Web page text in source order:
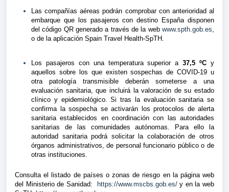
Las compañías aéreas podrán comprobar con anterioridad al
embarque que los pasajeros con destino España disponen
del código QR generado a través de la web www.spth.gob.es,
o de la aplicación Spain Travel Health-SpTH.
Los pasajeros con una temperatura superior a37,5 ºC y
aquellos sobre los que existen sospechas de COVID-19 u
otra patología transmisible deberán someterse a una
evaluación sanitaria, que incluirá la valoración de su estado
clínico y epidemiológico. Si tras la evaluación sanitaria se
confirma la sospecha se activarán los protocolos de alerta
sanitaria establecidos en coordinación con las autoridades
sanitarias de las comunidades autónomas. Para ello la
autoridad sanitaria podrá solicitar la colaboración de otros
órganos administrativos, de personal funcionario público o de
otras instituciones.
Consulta el listado de países o zonas de riesgo en la página web
del Ministerio de Sanidad:
https://www.mscbs.gob.es/y en la web